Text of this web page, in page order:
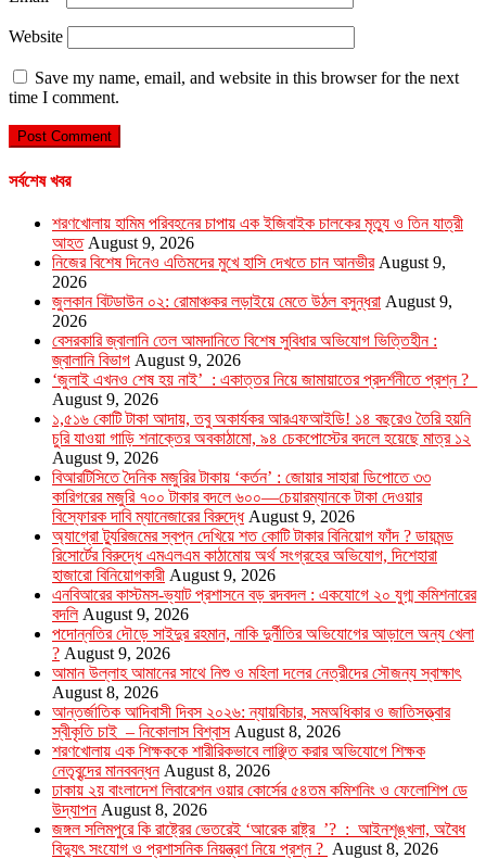
Website
Save my name, email, and website in this browser for the next
time I comment.
সর্বশেষ খবর
শরণখোলায় হামিম পরিবহনের চাপায় এক ইজিবাইক চালকের মৃত্যু ও তিন যাত্রী
আহত August 9, 2026
নিজের বিশেষ দিনেও এতিমদের মুখে হাসি দেখতে চান আনভীর August 9,
2026
জুলকান বিটডাউন ০২: রোমাঞ্চকর লড়াইয়ে মেতে উঠল বসুন্ধরা August 9,
2026
বেসরকারি জ্বালানি তেল আমদানিতে বিশেষ সুবিধার অভিযোগ ভিত্তিহীন :
জ্বালানি বিভাগ August 9, 2026
‘জুলাই এখনও শেষ হয় নাই’ : একাত্তর নিয়ে জামায়াতের প্রদর্শনীতে প্রশ্ন ?
August 9, 2026
১,৫১৬ কোটি টাকা আদায়, তবু অকার্যকর আরএফআইডি! ১৪ বছরেও তৈরি হয়নি
চুরি যাওয়া গাড়ি শনাক্তের অবকাঠামো, ৯৪ চেকপোস্টের বদলে হয়েছে মাত্র ১২
August 9, 2026
বিআরটিসিতে দৈনিক মজুরির টাকায় ‘কর্তন’ : জোয়ার সাহারা ডিপোতে ৩৩
কারিগরের মজুরি ৭০০ টাকার বদলে ৬০০—চেয়ারম্যানকে টাকা দেওয়ার
বিস্ফোরক দাবি ম্যানেজারের বিরুদ্ধে August 9, 2026
অ্যাগ্রো ট্যুরিজমের স্বপ্ন দেখিয়ে শত কোটি টাকার বিনিয়োগ ফাঁদ ? ডায়মন্ড
রিসোর্টের বিরুদ্ধে এমএলএম কাঠামোয় অর্থ সংগ্রহের অভিযোগ, দিশেহারা
হাজারো বিনিয়োগকারী August 9, 2026
এনবিআরের কাস্টমস-ভ্যাট প্রশাসনে বড় রদবদল : একযোগে ২০ যুগ্ম কমিশনারের
বদলি August 9, 2026
পদোন্নতির দৌড়ে সাইদুর রহমান, নাকি দুর্নীতির অভিযোগের আড়ালে অন্য খেলা
? August 9, 2026
আমান উল্লাহ আমানের সাথে নিশু ও মহিলা দলের নেত্রীদের সৌজন্য স্বাক্ষাৎ
August 8, 2026
আন্তর্জাতিক আদিবাসী দিবস ২০২৬: ন্যায়বিচার, সমঅধিকার ও জাতিসত্ত্বার
স্বীকৃতি চাই – নিকোলাস বিশ্বাস August 8, 2026
শরণখোলায় এক শিক্ষককে শারীরিকভাবে লাঞ্ছিত করার অভিযোগে শিক্ষক
নেতৃবৃন্দের মানববন্ধন August 8, 2026
ঢাকায় ২য় বাংলাদেশ লিবারেশন ওয়ার কোর্সের ৫৪তম কমিশনিং ও ফেলোশিপ ডে
উদ্‌যাপন August 8, 2026
জঙ্গল সলিমপুরে কি রাষ্ট্রের ভেতরেই ‘আরেক রাষ্ট্র ’? : আইনশৃঙ্খলা, অবৈধ
বিদ্যুৎ সংযোগ ও প্রশাসনিক নিয়ন্ত্রণ নিয়ে প্রশ্ন ? August 8, 2026